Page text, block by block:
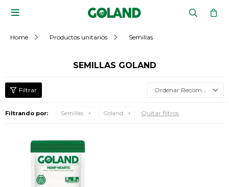

Home Productos unitarios Semillas
SEMILLAS GOLAND
Recomendados
Filtrando por: Semillas Goland Quitar filtros